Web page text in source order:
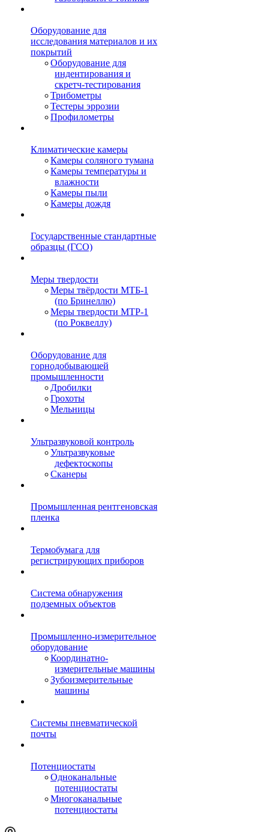
Оборудование для
исследования материалов и их
покрытий
Оборудование для
индентирования и
скретч-тестирования
Трибометры
Тестеры эррозии
Профилометры
Климатические камеры
Камеры соляного тумана
Камеры температуры и
влажности
Камеры пыли
Камеры дождя
Государственные стандартные
образцы (ГСО)
Меры твердости
Меры твёрдости МТБ-1
(по Бринеллю)
Меры твердости МТР-1
(по Роквеллу)
Оборудование для
горнодобывающей
промышленности
Дробилки
Грохоты
Мельницы
Ультразвуковой контроль
Ультразвуковые
дефектоскопы
Сканеры
Промышленная рентгеновская
пленка
Термобумага для
регистрирующих приборов
Система обнаружения
подземных объектов
Промышленно-измерительное
оборудование
Координатно-
измерительные машины
Зубоизмерительные
машины
Системы пневматической
почты
Потенциостаты
Одноканальные
потенциостаты
Многоканальные
потенциостаты